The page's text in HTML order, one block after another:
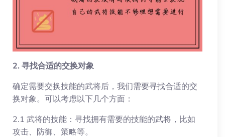
2. 寻找合适的交换对象
确定需要交换技能的武将后，我们需要寻找合适的交
换对象。可以考虑以下几个方面：
2.1 武将的技能：寻找拥有需要的技能的武将，比如
攻击、防御、策略等。